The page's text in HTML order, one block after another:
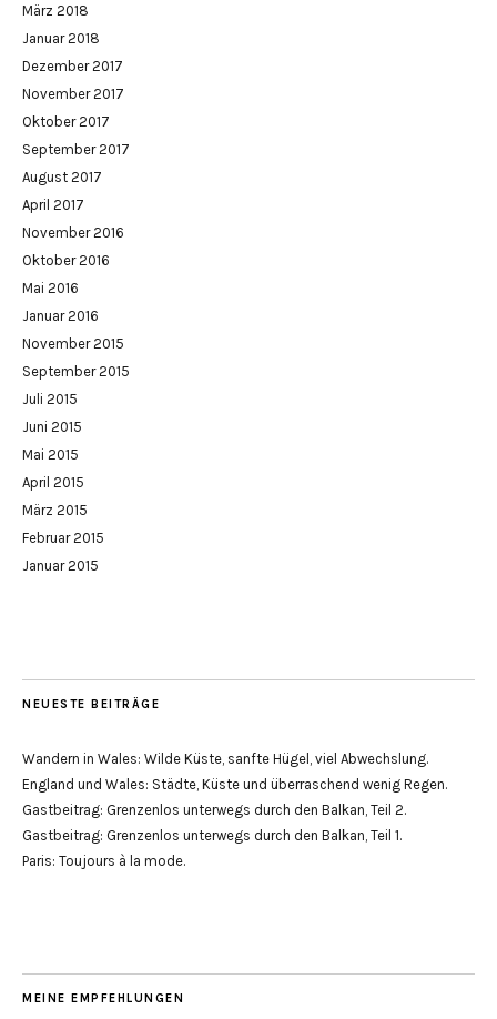
März 2018
Januar 2018
Dezember 2017
November 2017
Oktober 2017
September 2017
August 2017
April 2017
November 2016
Oktober 2016
Mai 2016
Januar 2016
November 2015
September 2015
Juli 2015
Juni 2015
Mai 2015
April 2015
März 2015
Februar 2015
Januar 2015
NEUESTE BEITRÄGE
Wandern in Wales: Wilde Küste, sanfte Hügel, viel Abwechslung.
England und Wales: Städte, Küste und überraschend wenig Regen.
Gastbeitrag: Grenzenlos unterwegs durch den Balkan, Teil 2.
Gastbeitrag: Grenzenlos unterwegs durch den Balkan, Teil 1.
Paris: Toujours à la mode.
MEINE EMPFEHLUNGEN